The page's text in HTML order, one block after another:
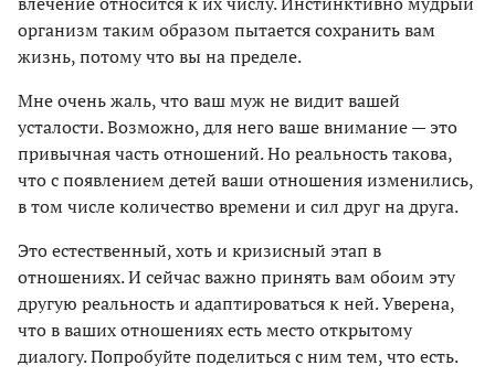
организм таким образом пытается сохранить вам
жизнь, потому что вы на пределе.
Мне очень жаль, что ваш муж не видит вашей
усталости. Возможно, для него ваше внимание — это
привычная часть отношений. Но реальность такова,
что с появлением детей ваши отношения изменились,
в том числе количество времени и сил друг на друга.
Это естественный, хоть и кризисный этап в
отношениях. И сейчас важно принять вам обоим эту
другую реальность и адаптироваться к ней. Уверена,
что в ваших отношениях есть место открытому
диалогу. Попробуйте поделиться с ним тем, что есть.